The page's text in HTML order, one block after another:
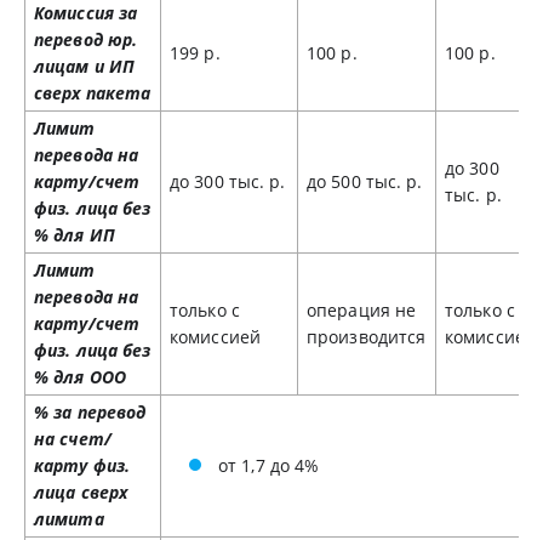
Комиссия за
перевод юр.
лицам и ИП
сверх пакета
199 р. 100 р. 100 р.
Лимит
перевода на
карту/счет
физ. лица без
% для ИП
до 300 тыс. р. до 500 тыс. р.
до 300
тыс. р.
Лимит
перевода на
карту/счет
физ. лица без
% для ООО
только с
комиссией
операция не
производится
только с
комиссией
% за перевод
на счет/
карту физ.
лица сверх
лимита
от 1,7 до 4%